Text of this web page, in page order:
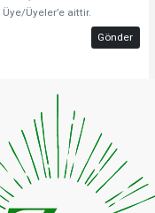
Üyeler’e aittir.
Gönder